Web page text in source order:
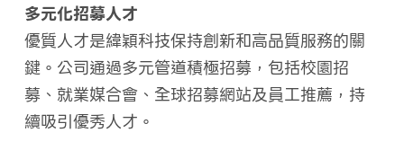
多元化招募人才
優質人才是緯穎科技保持創新和高品質服務的關
鍵。公司通過多元管道積極招募，包括校園招
募、就業媒合會、全球招募網站及員工推薦，持
續吸引優秀人才。